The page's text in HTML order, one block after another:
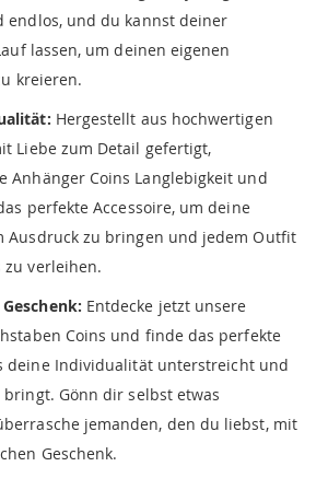
endlos, und du kannst deiner
lassen, um deinen eigenen
kreieren.
Hergestellt aus hochwertigen
Liebe zum Detail gefertigt,
Anhänger Coins Langlebigkeit und
perfekte Accessoire, um deine
Ausdruck zu bringen und jedem Outfit
zu verleihen.
Entdecke jetzt unsere
Coins und finde das perfekte
deine Individualität unterstreicht und
Gönn dir selbst etwas
jemanden, den du liebst, mit
Geschenk.